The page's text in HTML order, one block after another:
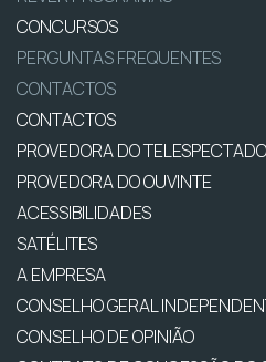
CONCURSOS
PERGUNTAS FREQUENTES
CONTACTOS
CONTACTOS
PROVEDORA DO
PROVEDORA DO OUVINTE
ACESSIBILIDADES
SATÉLITES
A EMPRESA
CONSELHO GERAL
CONSELHO DE OPINIÃO